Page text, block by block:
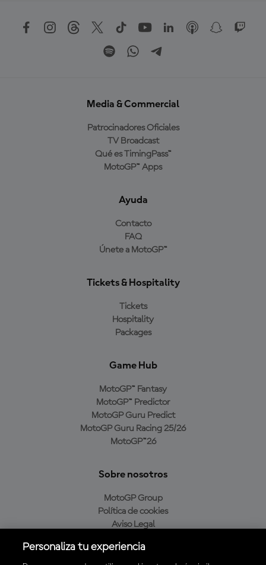
Media & Commercial
Patrocinadores Oficiales
TV Broadcast
Qué es TimingPass™
MotoGP™ Apps
Ayuda
Contacto
FAQ
Únete a MotoGP™
Tickets & Hospitality
Tickets
Hospitality
Packages
Game Hub
MotoGP™ Fantasy
MotoGP™ Predictor
MotoGP Guru Predict
MotoGP Guru Racing 25/26
MotoGP™26
Sobre nosotros
MotoGP Group
Política de cookies
Aviso Legal
Política de compra
Personaliza tu experiencia